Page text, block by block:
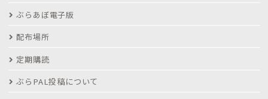
ぶらあぼ電子版
配布場所
定期購読
ぶらPAL投稿について